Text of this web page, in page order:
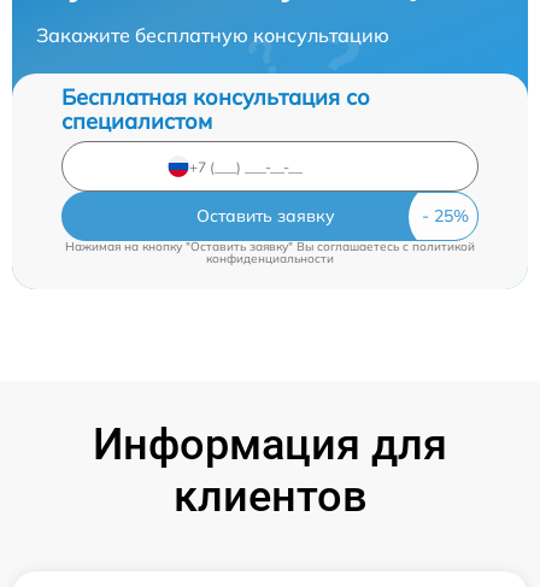
Закажите бесплатную консультацию
Бесплатная консультация со
специалистом
Оставить заявку
Нажимая на кнопку "Оставить заявку" Вы соглашаетесь c политикой
конфиденциальности
Информация для
клиентов